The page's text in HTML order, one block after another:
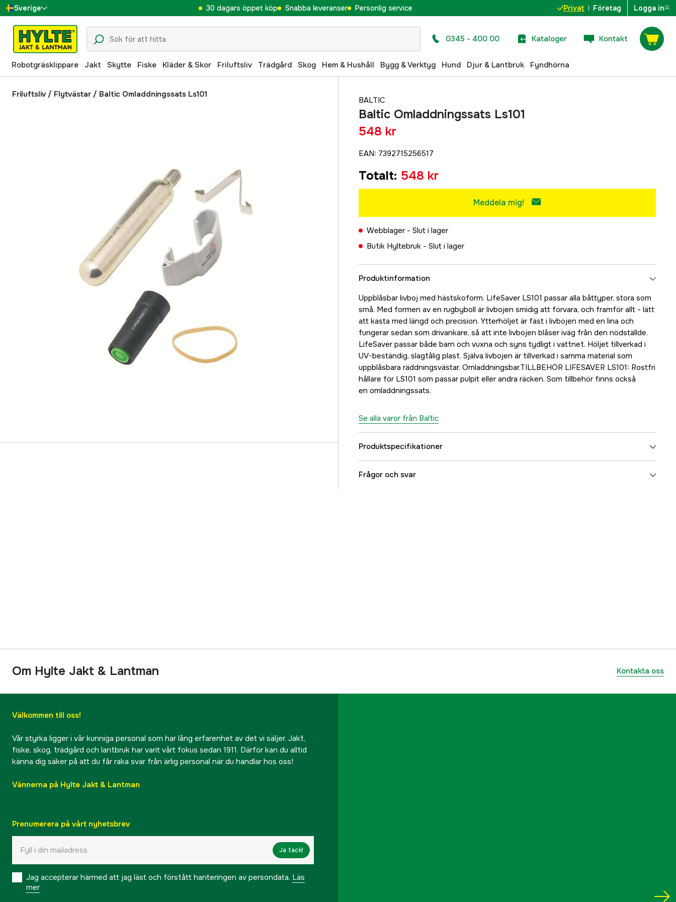
Sverige
Danmark
Suomi
Norge
Deutschland
30 dagars öppet köp Snabba leveranser Personlig service Privat Företag Logga in
0345 - 400 00 Kataloger Kontakt
Robotgräsklippare Jakt Skytte Fiske Kläder & Skor Friluftsliv Trädgård Skog Hem & Hushåll Bygg & Verktyg Hund Djur & Lantbruk Fyndhörna
Friluftsliv / Flytvästar / Baltic Omladdningssats Ls101
BALTIC
Baltic Omladdningssats Ls101
548 kr
EAN: 7392715256517
Totalt: 548 kr
Meddela mig!
Webblager - Slut i lager
Butik Hyltebruk - Slut i lager
Produktinformation
Uppblåsbar livboj med hästskoform. LifeSaver LS101 passar alla båttyper, stora som
små. Med formen av en rugbyboll är livbojen smidig att förvara, och framför allt - lätt
att kasta med längd och precision. Ytterhöljet är fäst i livbojen med en lina och
fungerar sedan som drivankare, så att inte livbojen blåser iväg från den nödställde.
LifeSaver passar både barn och vuxna och syns tydligt i vattnet. Höljet tillverkad i
UV-beständig, slagtålig plast. Själva livbojen är tillverkad i samma material som
uppblåsbara räddningsvästar. Omladdningsbar.TILLBEHÖR LIFESAVER LS101: Rostfri
hållare för LS101 som passar pulpit eller andra räcken. Som tillbehör finns också
en omladdningssats.
Se alla varor från Baltic
Produktspecifikationer
Referensnummer
Frågor och svar
Om Hylte Jakt & Lantman Kontakta oss
Välkommen till oss!
Vår styrka ligger i vår kunniga personal som har lång erfarenhet av det vi säljer. Jakt,
fiske, skog, trädgård och lantbruk har varit vårt fokus sedan 1911. Därför kan du alltid
känna dig säker på att du får raka svar från ärlig personal när du handlar hos oss!
Vännerna på Hylte Jakt & Lantman
Prenumerera på vårt nyhetsbrev
Ja tack!
Jag accepterar härmed att jag läst och förstått hanteringen av persondata. Läs
mer